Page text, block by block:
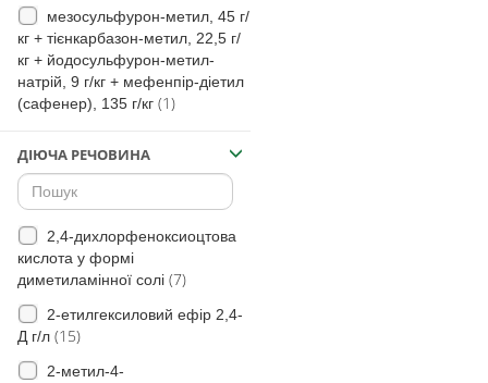
кохія вінична(6)
Дескуранія(7)
Злинка (3)
Елевзина індійська
Росичка(види)
Роман собачий(13)
Грицики звичайні
Гібіскус трійчастий
Сухоребрик лікарський
мезосульфурон-метил, 45 г/
кг + тієнкарбазон-метил, 22,5 г/
кг + йодосульфурон-метил-
натрій, 9 г/кг + мефенпір-діетил
(сафенер), 135 г/кг (1)
ДІЮЧА РЕЧОВИНА
2,4-дихлорфеноксиоцтова
кислота у формі
диметиламінної солі (7)
2-етилгексиловий ефір 2,4-
Д г/л (15)
2-метил-4-